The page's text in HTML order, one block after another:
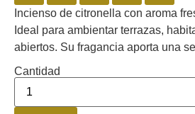
Incienso de citronella con aroma
Ideal para ambientar terrazas,
abiertos. Su fragancia aporta una
Cantidad